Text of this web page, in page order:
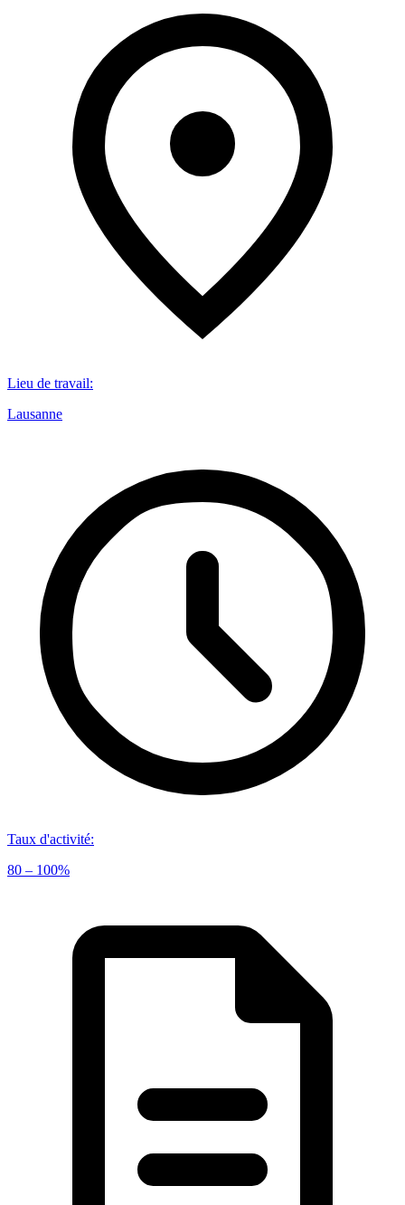
Lieu de travail:
Lausanne
Taux d'activité:
80 – 100%